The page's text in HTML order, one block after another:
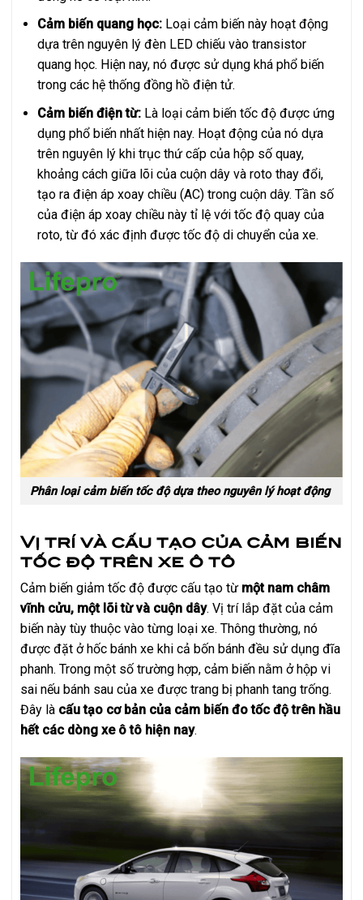
Cảm biến quang học:Loại cảm biến này hoạt động
dựa trên nguyên lý đèn LED chiếu vào transistor
quang học. Hiện nay, nó được sử dụng khá phổ biến
trong các hệ thống đồng hồ điện tử.
Cảm biến điện từ:Là loại cảm biến tốc độ được ứng
dụng phổ biến nhất hiện nay. Hoạt động của nó dựa
trên nguyên lý khi trục thứ cấp của hộp số quay,
khoảng cách giữa lõi của cuộn dây và roto thay đổi,
tạo ra điện áp xoay chiều (AC) trong cuộn dây. Tần số
của điện áp xoay chiều này tỉ lệ với tốc độ quay của
roto, từ đó xác định được tốc độ di chuyển của xe.
Phân loại cảm biến tốc độ dựa theo nguyên lý hoạt động
Vị trí và cấu tạo của cảm biến
tốc độ trên xe ô tô
Cảm biến giảm tốc độ được cấu tạo từ một nam châm
vĩnh cửu, một lõi từ và cuộn dây. Vị trí lắp đặt của cảm
biến này tùy thuộc vào từng loại xe. Thông thường, nó
được đặt ở hốc bánh xe khi cả bốn bánh đều sử dụng đĩa
phanh. Trong một số trường hợp, cảm biến nằm ở hộp vi
sai nếu bánh sau của xe được trang bị phanh tang trống.
Đây là cấu tạo cơ bản của cảm biến đo tốc độ trên hầu
hết các dòng xe ô tô hiện nay.